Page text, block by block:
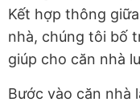
Kết hợp thông
nhà, chúng tôi bố
giúp cho căn nhà
Bước vào căn nhà